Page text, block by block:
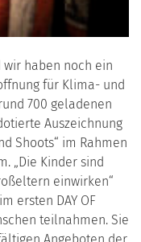
wir haben noch ein
für Klima- und
700 geladenen
Auszeichnung
Shoots“ im Rahmen
„Die Kinder sind
einwirken“
ersten DAY OF
teilnahmen. Sie